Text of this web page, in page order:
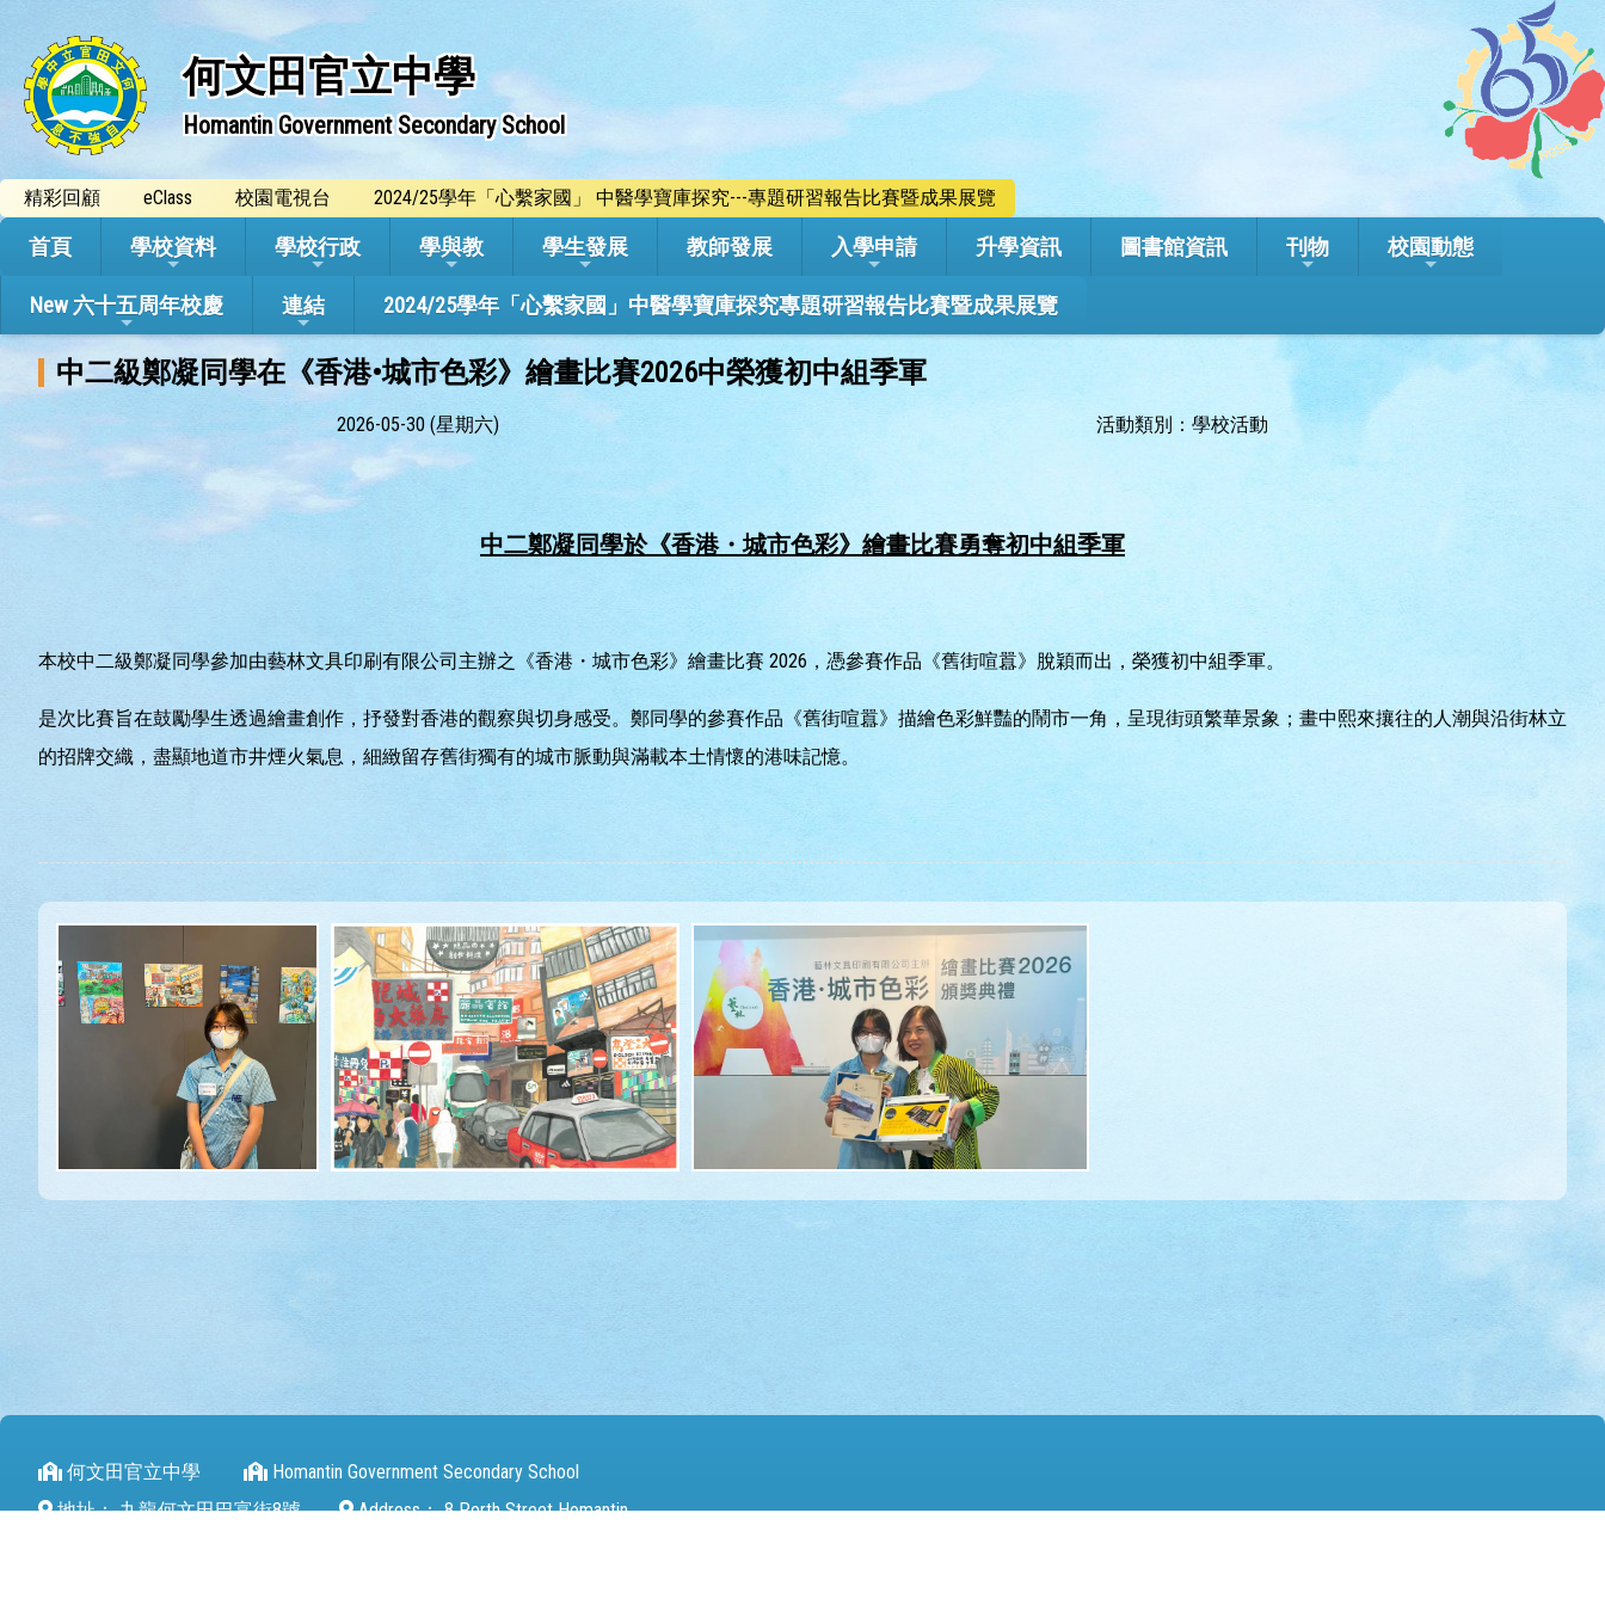
何文田官立中學
Homantin Government Secondary School
精彩回顧 eClass 校園電視台 2024/25學年「心繫家國」 中醫學寶庫探究---專題研習報告比賽暨成果展覽
首頁 學校資料 學校行政 學與教 學生發展 教師發展 入學申請 升學資訊 圖書館資訊 刊物 校園動態
New 六十五周年校慶 連結 2024/25學年「心繫家國」中醫學寶庫探究專題研習報告比賽暨成果展覽
中二級鄭凝同學在《香港•城市色彩》繪畫比賽2026中榮獲初中組季軍
2026-05-30 (星期六) 活動類別：學校活動
中二鄭凝同學於《香港・城市色彩》繪畫比賽勇奪初中組季軍
本校中二級鄭凝同學參加由藝林文具印刷有限公司主辦之《香港・城市色彩》繪畫比賽 2026，憑參賽作品《舊街喧囂》脫穎而出，榮獲初中組季軍。
是次比賽旨在鼓勵學生透過繪畫創作，抒發對香港的觀察與切身感受。鄭同學的參賽作品《舊街喧囂》描繪色彩鮮豔的鬧市一角，呈現街頭繁華景象；畫中熙來攘往的人潮與沿街林立
的招牌交織，盡顯地道市井煙火氣息，細緻留存舊街獨有的城市脈動與滿載本土情懷的港味記憶。
何文田官立中學
Homantin Government Secondary School
地址： 九龍何文田巴富街8號 Address： 8 Perth Street Homantin